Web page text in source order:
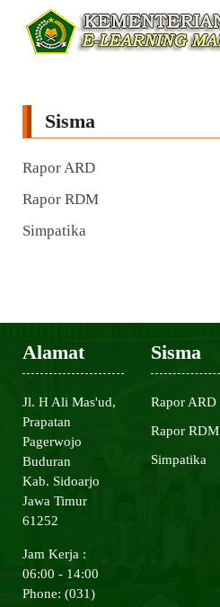
Sisma
Rapor ARD
Rapor RDM
Simpatika
Alamat
Jl. H Ali Mas'ud,
Prapatan
Pagerwojo
Buduran
Kab. Sidoarjo
Jawa Timur
61252
Jam Kerja :
06:00 - 14:00
Phone: (031)
Sisma
Rapor ARD
Rapor RDM
Simpatika